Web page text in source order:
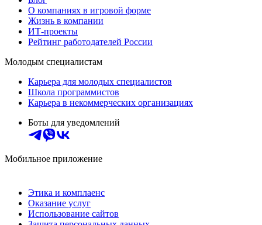
О компаниях в игровой форме
Жизнь в компании
ИТ-проекты
Рейтинг работодателей России
Молодым специалистам
Карьера для молодых специалистов
Школа программистов
Карьера в некоммерческих организациях
Боты для уведомлений
Мобильное приложение
Этика и комплаенс
Оказание услуг
Использование сайтов